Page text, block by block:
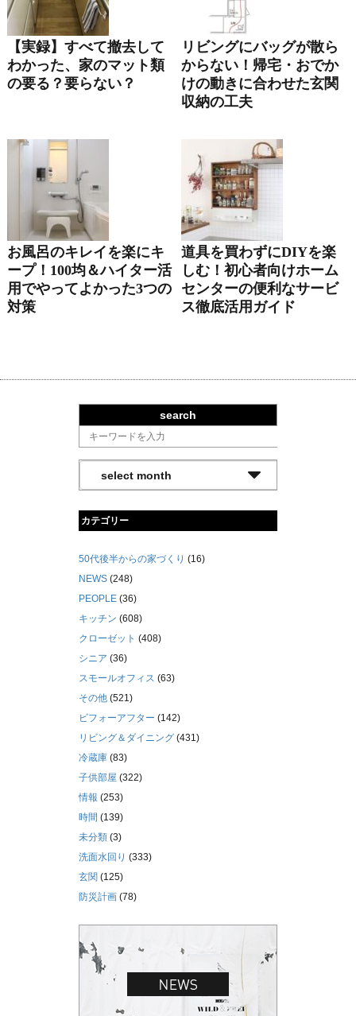
【実録】すべて撤去して
わかった、家のマット類
の要る？要らない？
リビングにバッグが散ら
からない！帰宅・おでか
けの動きに合わせた玄関
収納の工夫
お風呂のキレイを楽にキ
ープ！100均＆ハイター活
用でやってよかった3つの
対策
道具を買わずにDIYを楽
しむ！初心者向けホーム
センターの便利なサービ
ス徹底活用ガイド
search
カテゴリー
50代後半からの家づくり (16)
NEWS (248)
PEOPLE (36)
キッチン (608)
クローゼット (408)
シニア (36)
スモールオフィス (63)
その他 (521)
ビフォーアフター (142)
リビング＆ダイニング (431)
冷蔵庫 (83)
子供部屋 (322)
情報 (253)
時間 (139)
未分類 (3)
洗面水回り (333)
玄関 (125)
防災計画 (78)